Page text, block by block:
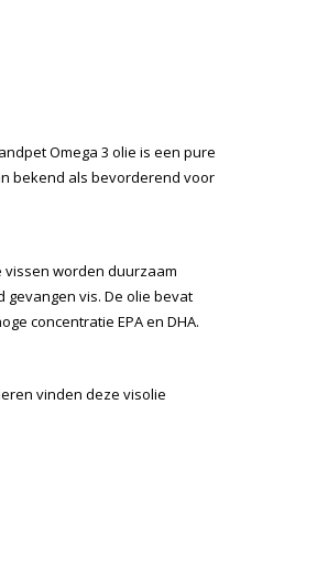
Omega 3 olie is een pure
bekend als bevorderend voor
vissen worden duurzaam
gevangen vis. De olie bevat
concentratie EPA en DHA.
vinden deze visolie